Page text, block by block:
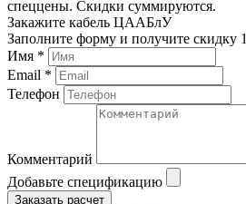
спеццены. Скидки суммируются.
Закажите кабель ЦААБлУ
Заполните форму и получите скидку
Имя *
Email *
Телефон
Комментарий
Добавьте спецификацию
Заказать расчет